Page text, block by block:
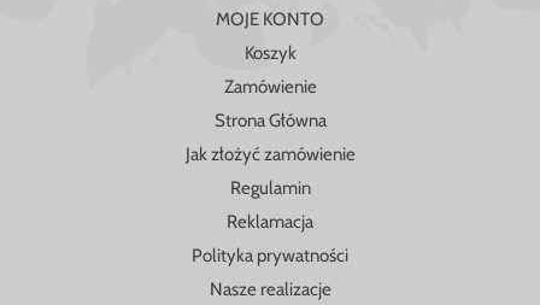
MOJE KONTO
Koszyk
Zamówienie
Strona Główna
Jak złożyć zamówienie
Regulamin
Reklamacja
Polityka prywatności
Nasze realizacje